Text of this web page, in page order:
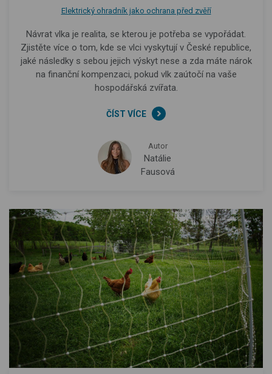
Elektrický ohradník jako ochrana před zvěří
Návrat vlka je realita, se kterou je potřeba se vypořádat.
Zjistěte více o tom, kde se vlci vyskytují v České republice,
jaké následky s sebou jejich výskyt nese a zda máte nárok
na finanční kompenzaci, pokud vlk zaútočí na vaše
hospodářská zvířata.
ČÍST VÍCE
Autor
Natálie
Fausová